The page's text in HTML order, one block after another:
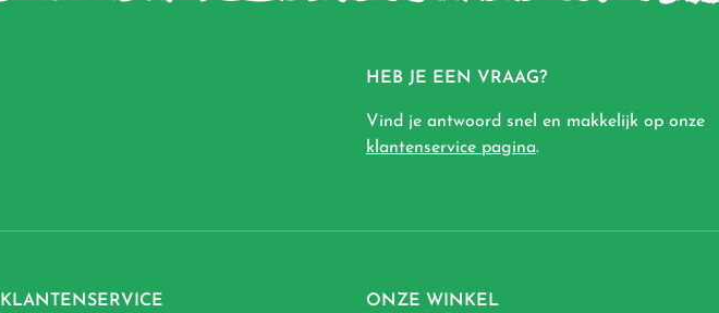
HEB JE EEN VRAAG?
Vind je antwoord snel en makkelijk op onze
klantenservice pagina.
KLANTENSERVICE ONZE WINKEL